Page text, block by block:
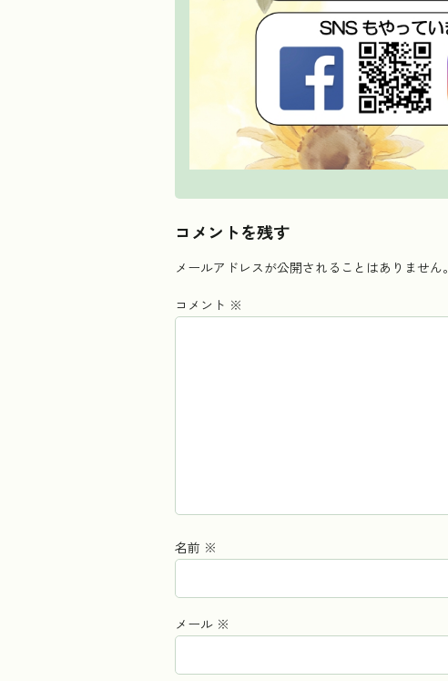
コメントを残す
メールアドレスが公開されることはありません。
コメント ※
名前 ※
メール ※